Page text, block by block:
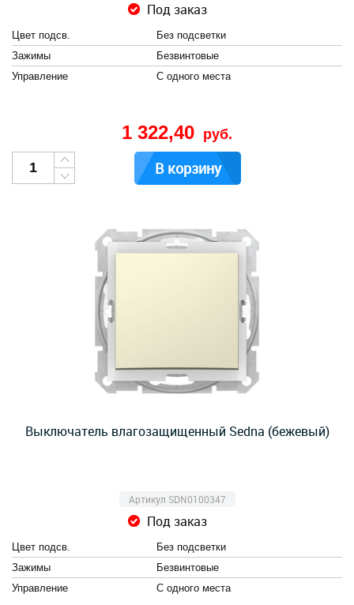
Под заказ
Цвет подсв.
Без подсветки
Зажимы
Безвинтовые
Управление
С одного места
1 322,40 руб.
В корзину
Выключатель влагозащищенный Sedna (бежевый)
Артикул SDN0100347
Под заказ
Цвет подсв.
Без подсветки
Зажимы
Безвинтовые
Управление
С одного места